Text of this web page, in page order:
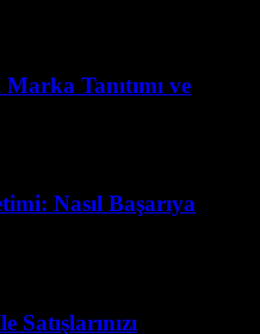
Tanıtımı ve
Nasıl Başarıya